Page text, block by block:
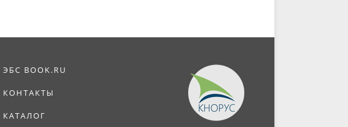
ЭБС BOOK.RU
КОНТАКТЫ
КАТАЛОГ